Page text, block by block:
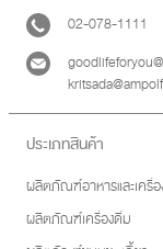
02-078-1111
ประเภทสินค้า
ผลิตภัณฑ์อาหารและเครื่อ
ผลิตภัณฑ์เครื่องดื่ม